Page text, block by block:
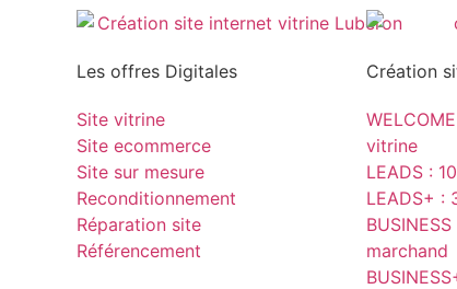
Les offres Digitales
Site vitrine
Site ecommerce
Site sur mesure
Reconditionnement
Réparation site
Référencement
Création
vitrine
LEADS :
LEADS+ :
marchand